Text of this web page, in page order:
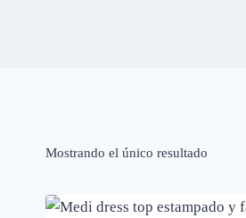
Mostrando el único resultado